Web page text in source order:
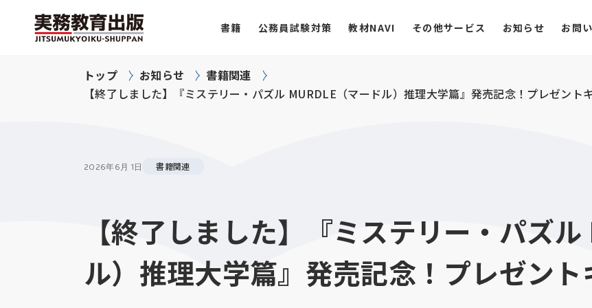
書籍 公務員試験対策 教材NAVI その他サービス お知らせ お問
トップ お知らせ
書籍関連
【終了しました】『ミステリー・パズル MURDLE（マードル）推理大学篇』発売記念！プレゼント
2026年6月 1日 書籍関連
【終了しました】『ミステリー・パズ
ル）推理大学篇』発売記念！プレゼント